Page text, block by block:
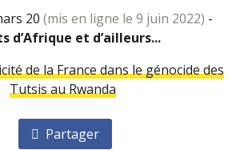
20 (mis en ligne le 9 juin 2022) -
d’Afrique et d’ailleurs...
de la France dans le génocide des
Tutsis au Rwanda
Partager